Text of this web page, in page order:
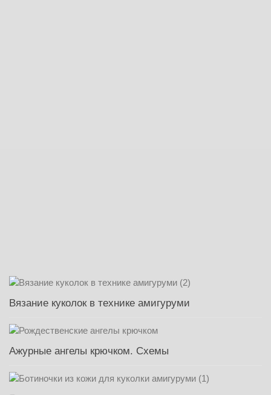
Вязание куколок в технике амигуруми
Ажурные ангелы крючком. Схемы